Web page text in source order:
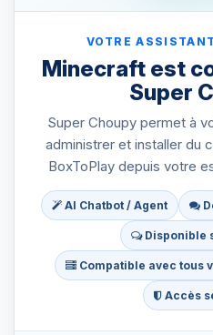
VOTRE
Minecraft est
Super
Super Choupy permet à
administrer et installer du
BoxToPlay depuis votre
AI Chatbot / Agent
Disponible
Compatible avec tous
Accès